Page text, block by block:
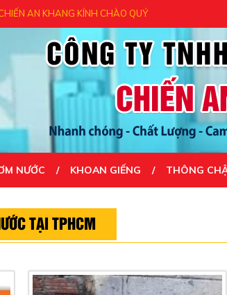
AN KHANG KÍNH CHÀO QUÝ KHÁCH - CẢM ƠN
NƯỚC KHOAN GIẾNG THÔNG
TẠI TPHCM